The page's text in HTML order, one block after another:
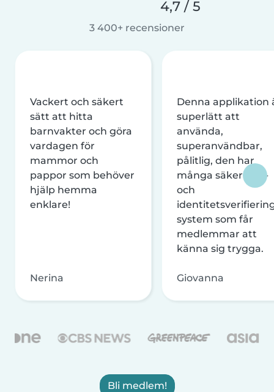
4,7 / 5
3 400+ recensioner
Vackert och säkert
sätt att hitta
barnvakter och göra
vardagen för
mammor och
pappor som behöver
hjälp hemma
enklare!
Nerina
Denna applikation
superlätt att
använda,
superanvändbar,
pålitlig, den har
många säkerhets-
och
system som får
medlemmar att
känna sig trygga.
Giovanna
Bli medlem!